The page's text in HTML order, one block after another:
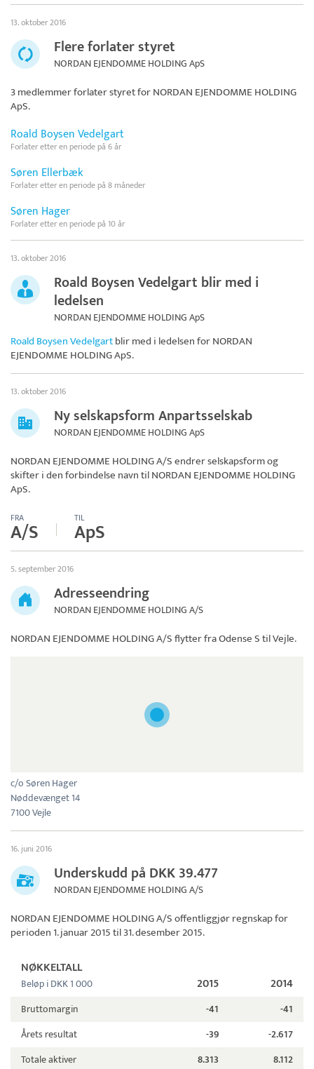
13. oktober 2016
Flere forlater styret
NORDAN EJENDOMME HOLDING ApS
3 medlemmer forlater styret forNORDAN EJENDOMME HOLDING
ApS.
Roald Boysen Vedelgart
Forlater etter en periode på 6 år
Søren Ellerbæk
Forlater etter en periode på 8 måneder
Søren Hager
Forlater etter en periode på 10 år
13. oktober 2016
Roald Boysen Vedelgart blir med i
ledelsen
NORDAN EJENDOMME HOLDING ApS
Roald Boysen Vedelgartblir med i ledelsen forNORDAN
EJENDOMME HOLDING ApS.
13. oktober 2016
Ny selskapsform Anpartsselskab
NORDAN EJENDOMME HOLDING ApS
NORDAN EJENDOMME HOLDING A/S endrer selskapsform og
skifter i den forbindelse navn tilNORDAN EJENDOMME HOLDING
ApS.
FRA
A/S TIL
ApS
5. september 2016
Adresseendring
NORDAN EJENDOMME HOLDING A/S
NORDAN EJENDOMME HOLDING A/Sflytter fra Odense S til Vejle.
c/o Søren Hager
Nøddevænget 14
7100 Vejle
16. juni 2016
Underskudd på DKK 39.477
NORDAN EJENDOMME HOLDING A/S
NORDAN EJENDOMME HOLDING A/Soffentliggjør regnskap for
perioden 1. januar 2015 til 31. desember 2015.
NØKKELTALL
Beløp i DKK 1 000 2015 2014
Bruttomargin -41
-41
Årets resultat
-39
-2.617
Totale aktiver
8.313
8.112